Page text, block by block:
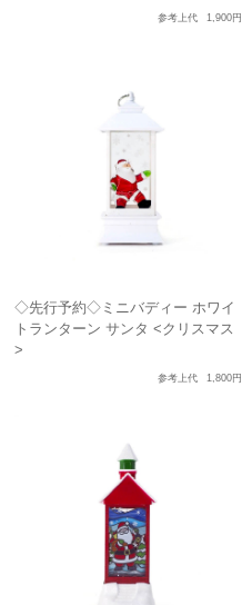
参考上代 1,900円
◇先行予約◇ミニバディー ホワイ
トランターン サンタ <クリスマス
>
参考上代 1,800円